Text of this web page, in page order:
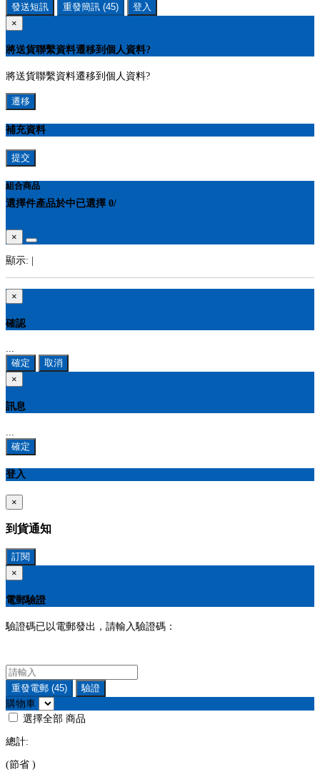
發送短訊 重發簡訊 (45)
登入
×
將送貨聯繫資料遷移到個人資料?
將送貨聯繫資料遷移到個人資料?
遷移
補充資料
提交
組合商品
選擇件產品於中已選擇 0/
×
顯示:
×
確認
...
確定
取消
×
訊息
確定
登入
×
到貨通知
訂閱
×
電郵驗證
驗證碼已以電郵發出，請輸入驗證碼：
重發電郵 (45)
驗證
購物車
選擇全部 商品
總計:
(節省 )